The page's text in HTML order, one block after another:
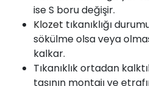
ise S boru değişir.
Klozet tıkanıklığı
sökülme olsa veya
kalkar.
Tıkanıklık ortadan
taşının montajı ve